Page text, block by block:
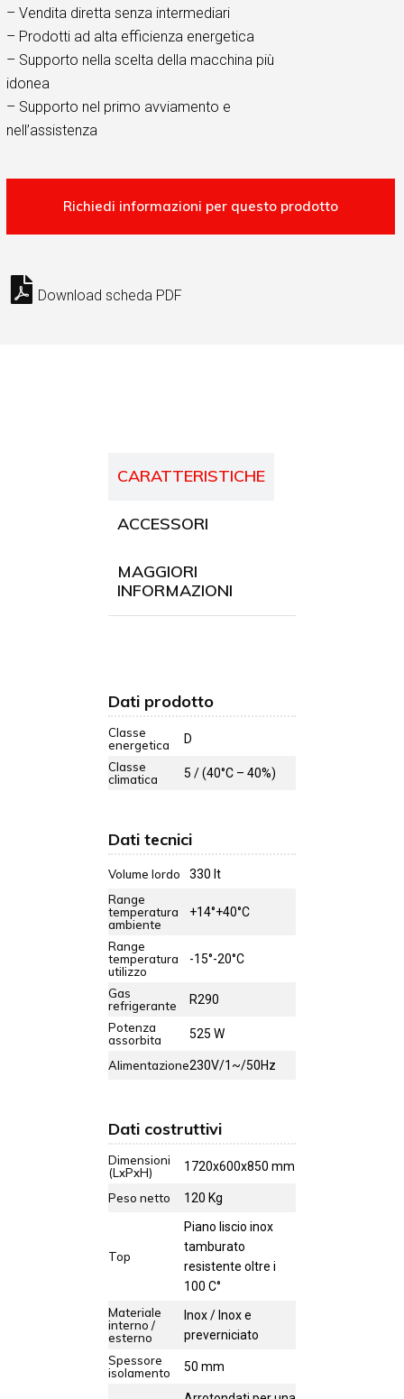
– Vendita diretta senza intermediari
– Prodotti ad alta efficienza energetica
– Supporto nella scelta della macchina più
idonea
– Supporto nel primo avviamento e
nell’assistenza
Download scheda PDF
CARATTERISTICHE
ACCESSORI
MAGGIORI
INFORMAZIONI
Dati prodotto
Classe
energetica
D
Classe
climatica
5 / (40°C – 40%)
Dati tecnici
Volume lordo
330 lt
Range
temperatura
ambiente
+14°+40°C
Range
temperatura
utilizzo
-15°-20°C
Gas
refrigerante
R290
Potenza
assorbita
525 W
Alimentazione230V/1~/50Hz
Dati costruttivi
Dimensioni
(LxPxH)
1720x600x850 mm
Peso netto 120 Kg
Top
Piano liscio inox
tamburato
resistente oltre i
100 C°
Materiale
interno /
esterno
Inox / Inox e
preverniciato
Spessore
isolamento
50 mm